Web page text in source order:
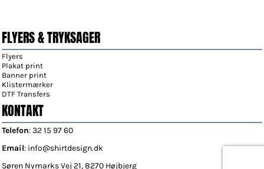
FLYERS & TRYKSAGER
Flyers
Plakat print
Banner print
Klistermærker
DTF Transfers
KONTAKT
Telefon: 32 15 97 60
Email: info@shirtdesign.dk
Søren Nymarks Vej 21, 8270 Højbjerg